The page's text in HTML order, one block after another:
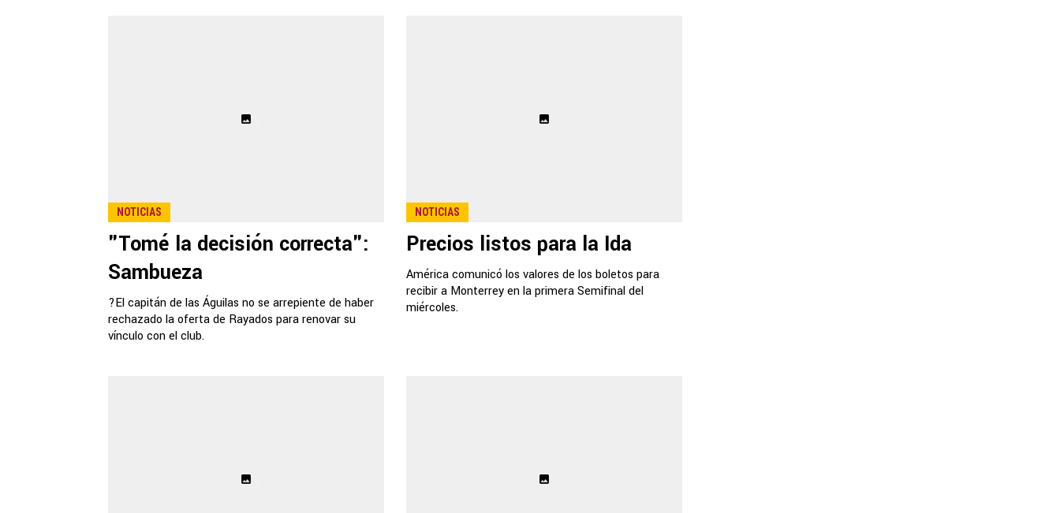
NOTICIAS
"Tomé la decisión correcta":
Sambueza
?El capitán de las Águilas no se arrepiente de haber
rechazado la oferta de Rayados para renovar su
vínculo con el club.
NOTICIAS
Precios listos para la Ida
América comunicó los valores de los boletos para
recibir a Monterrey en la primera Semifinal del
miércoles.